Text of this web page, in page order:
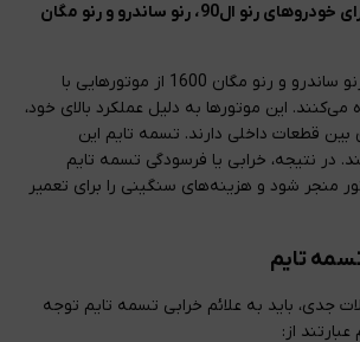
چرا کیت تسمه تایم برای خودروهای رنو ال90، رنو ساندرو و رنو مگان
خودروهای رنو ال90، رنو ساندرو و رنو مگان 1600 از موتورهایی با
می‌کنند. این موتورها به دلیل عملکرد بالای خود،
بین قطعات داخلی دارند. تسمه تایم این
در نتیجه، خرابی یا فرسودگی تسمه تایم
منجر شود و هزینه‌های سنگینی را برای تعمیر
تایم
جدی، باید به علائم خرابی تسمه تایم توجه
از: